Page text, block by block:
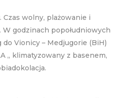
. Czas wolny, plażowanie i
W godzinach popołudniowych
Vionicy – Medjugorie (BiH)
„ klimatyzowany z basenem,